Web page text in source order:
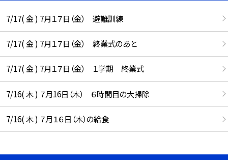
7/17( 金 ) 7月１７日（金） 避難訓練
7/17( 金 ) 7月１７日（金） 終業式のあと
7/17( 金 ) 7月１７日（金） １学期 終業式
7/16( 木 ) ７月16日（木） ６時間目の大掃除
7/16( 木 ) ７月１６日（木）の給食